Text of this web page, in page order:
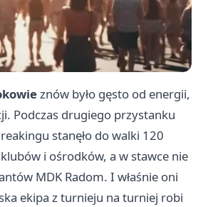
znów było gęsto od energii,
Podczas drugiego przystanku
stanęło do walki 120
i ośrodków, a w stawce nie
MDK Radom. I właśnie oni
ekipa z turnieju na turniej robi